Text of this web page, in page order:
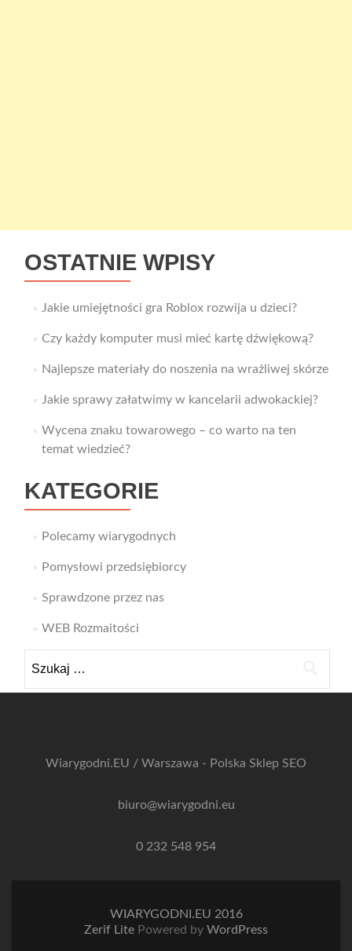
OSTATNIE WPISY
Jakie umiejętności gra Roblox rozwija u dzieci?
Czy każdy komputer musi mieć kartę dźwiękową?
Najlepsze materiały do noszenia na wrażliwej skórze
Jakie sprawy załatwimy w kancelarii adwokackiej?
Wycena znaku towarowego – co warto na ten
temat wiedzieć?
KATEGORIE
Polecamy wiarygodnych
Pomysłowi przedsiębiorcy
Sprawdzone przez nas
WEB Rozmaitości
Wiarygodni.EU / Warszawa - Polska Sklep SEO
biuro@wiarygodni.eu
0 232 548 954
WIARYGODNI.EU 2016
Zerif Lite Powered by WordPress